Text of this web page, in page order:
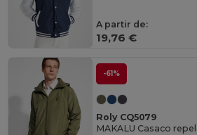
A partir de:
19,76 €
-61%
Roly CQ5079